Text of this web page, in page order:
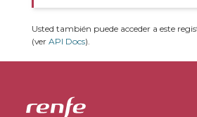
Usted también puede acceder a este
(ver API Docs).